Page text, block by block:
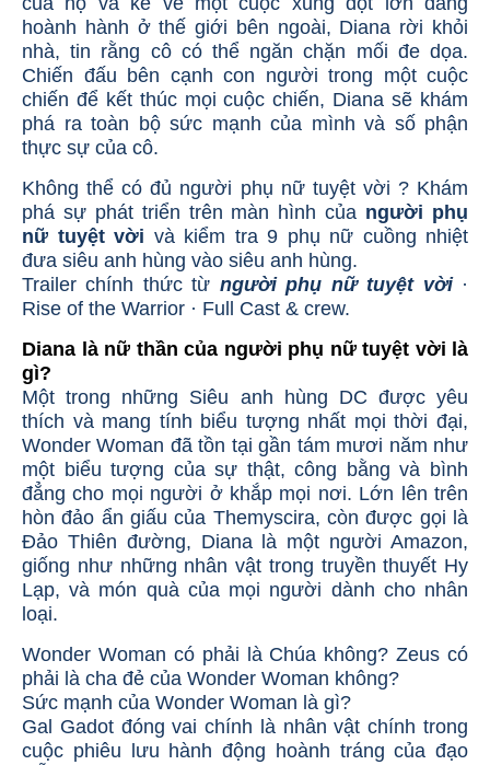
hoành hành ở thế giới bên ngoài, Diana rời khỏi
nhà, tin rằng cô có thể ngăn chặn mối đe dọa.
Chiến đấu bên cạnh con người trong một cuộc
chiến để kết thúc mọi cuộc chiến, Diana sẽ khám
phá ra toàn bộ sức mạnh của mình và số phận
thực sự của cô.
Không thể có đủ người phụ nữ tuyệt vời ? Khám
phá sự phát triển trên màn hình của người phụ
nữ tuyệt vời và kiểm tra 9 phụ nữ cuồng nhiệt
đưa siêu anh hùng vào siêu anh hùng.
Trailer chính thức từ người phụ nữ tuyệt vời·
Rise of the Warrior · Full Cast & crew.
Diana là nữ thần của người phụ nữ tuyệt vời là
gì?
Một trong những Siêu anh hùng DC được yêu
thích và mang tính biểu tượng nhất mọi thời đại,
Wonder Woman đã tồn tại gần tám mươi năm như
một biểu tượng của sự thật, công bằng và bình
đẳng cho mọi người ở khắp mọi nơi. Lớn lên trên
hòn đảo ẩn giấu của Themyscira, còn được gọi là
Đảo Thiên đường, Diana là một người Amazon,
giống như những nhân vật trong truyền thuyết Hy
Lạp, và món quà của mọi người dành cho nhân
loại.
Wonder Woman có phải là Chúa không? Zeus có
phải là cha đẻ của Wonder Woman không?
Sức mạnh của Wonder Woman là gì?
Gal Gadot đóng vai chính là nhân vật chính trong
cuộc phiêu lưu hành động hoành tráng của đạo